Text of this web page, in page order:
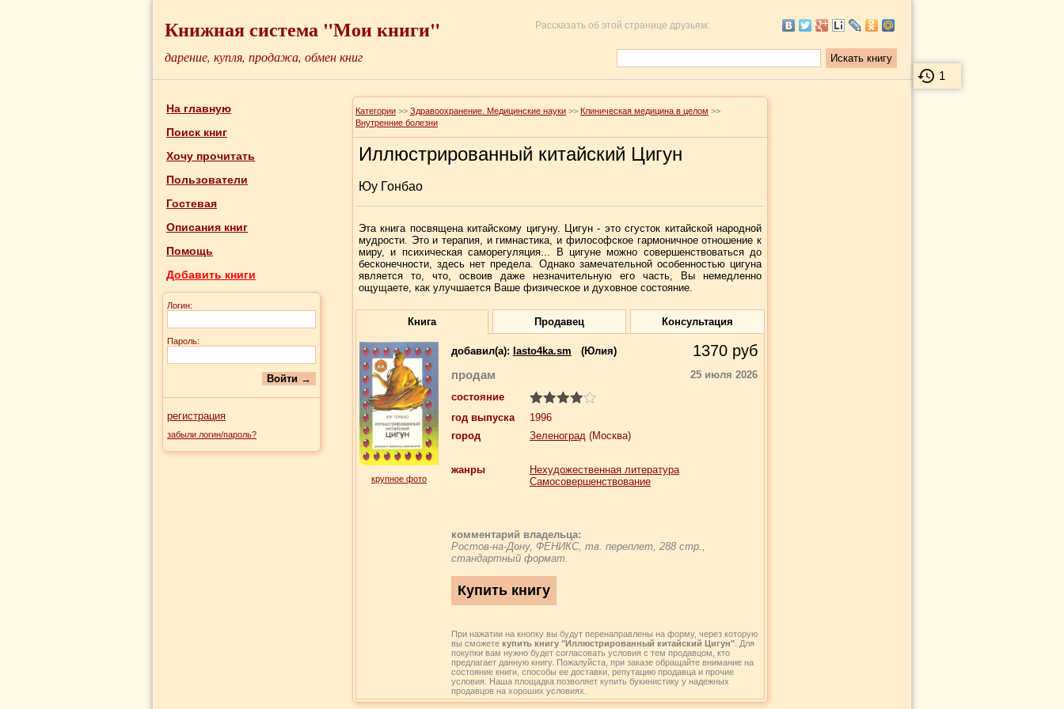
1
Книжная система "Мои книги" Рассказать об этой странице друзьям:
дарение, купля, продажа, обмен книг
На главную
Поиск книг
Хочу прочитать
Пользователи
Гостевая
Описания книг
Помощь
Добавить книги
Логин:
Пароль:
регистрация
забыли логин/пароль?
Категории >> Здравоохранение. Медицинские науки >> Клиническая медицина в целом >>
Внутренние болезни
Иллюстрированный китайский Цигун
Юу Гонбао
Эта книга посвящена китайскому цигуну. Цигун - это сгусток китайской народной
мудрости. Это и терапия, и гимнастика, и философское гармоничное отношение к
миру, и психическая саморегуляция... В цигуне можно совершенствоваться до
бесконечности, здесь нет предела. Однако замечательной особенностью цигуна
является то, что, освоив даже незначительную его часть, Вы немедленно
ощущаете, как улучшается Ваше физическое и духовное состояние.
Книга Продавец Консультация
крупное фото
добавил(a): lasto4ka.sm (Юлия) 1370 руб
продам
25 июля 2026
состояние
год выпуска
1996
город
Зеленоград (Москва)
жанры
Нехудожественная литература
Самосовершенствование
комментарий владельца:
Ростов-на-Дону, ФЕНИКС, тв. переплет, 288 стр.,
стандартный формат.
При нажатии на кнопку вы будут перенаправлены на форму, через которую
вы сможете купить книгу "Иллюстрированный китайский Цигун" . Для
покупки вам нужно будет согласовать условия с тем продавцом, кто
предлагает данную книгу. Пожалуйста, при заказе обращайте внимание на
состояние книги, способы ее доставки, репутацию продавца и прочие
условия. Наша площадка позволяет купить букинистику у надежных
продавцов на хороших условиях.